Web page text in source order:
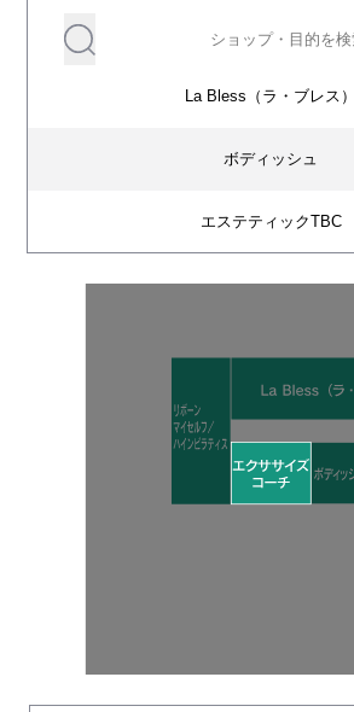
La Bless（ラ・ブレス）
ボディッシュ
エステティックTBC
エクササイズコーチ
リボーンマイセルフ／ハインピ
ヒロ銀座バーバーショッ